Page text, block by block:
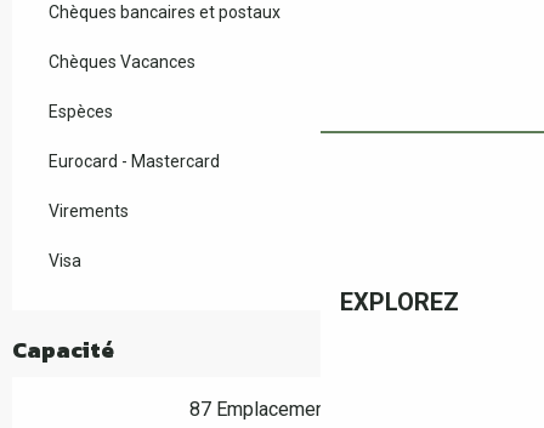
EXPLOREZ
Chèques bancaires et postaux
Chèques Vacances
Espèces
Eurocard - Mastercard
Virements
Visa
Capacité
87 Emplacement(s)